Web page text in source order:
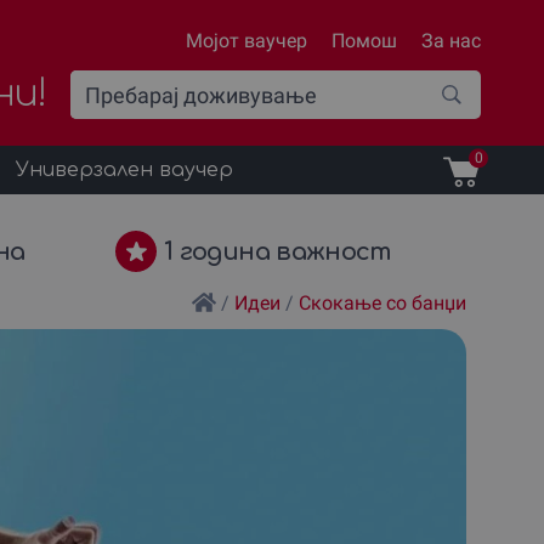
Мојот ваучер Помош За нас
Универзален ваучер
0
1 година важност
/ Идеи / Скокање со банџи